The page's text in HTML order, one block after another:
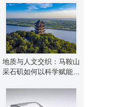
地质与人文交织：马鞍山
采石矶如何以科学赋能绘